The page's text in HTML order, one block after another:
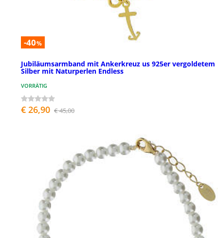
-40%
Jubiläumsarmband mit Ankerkreuz us 925er vergoldetem
Silber mit Naturperlen Endless
VORRÄTIG
€ 26,90 € 45,00